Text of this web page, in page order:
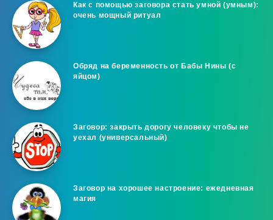
Как с помощью заговора стать умной (умным):
очень мощный ритуал
Обряд на беременность от Бабы Нины (с
яйцом)
Заговор: закрыть дорогу человеку чтобы не
уехал (универсальный)
Заговор на хорошее настроение: ежедневная
магия